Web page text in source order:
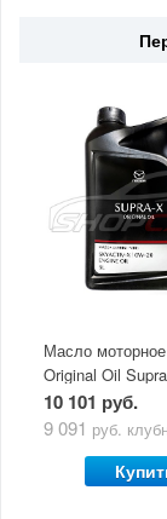
Масло
Original Oil
(5 л)
10 101 руб.
9 091 руб.